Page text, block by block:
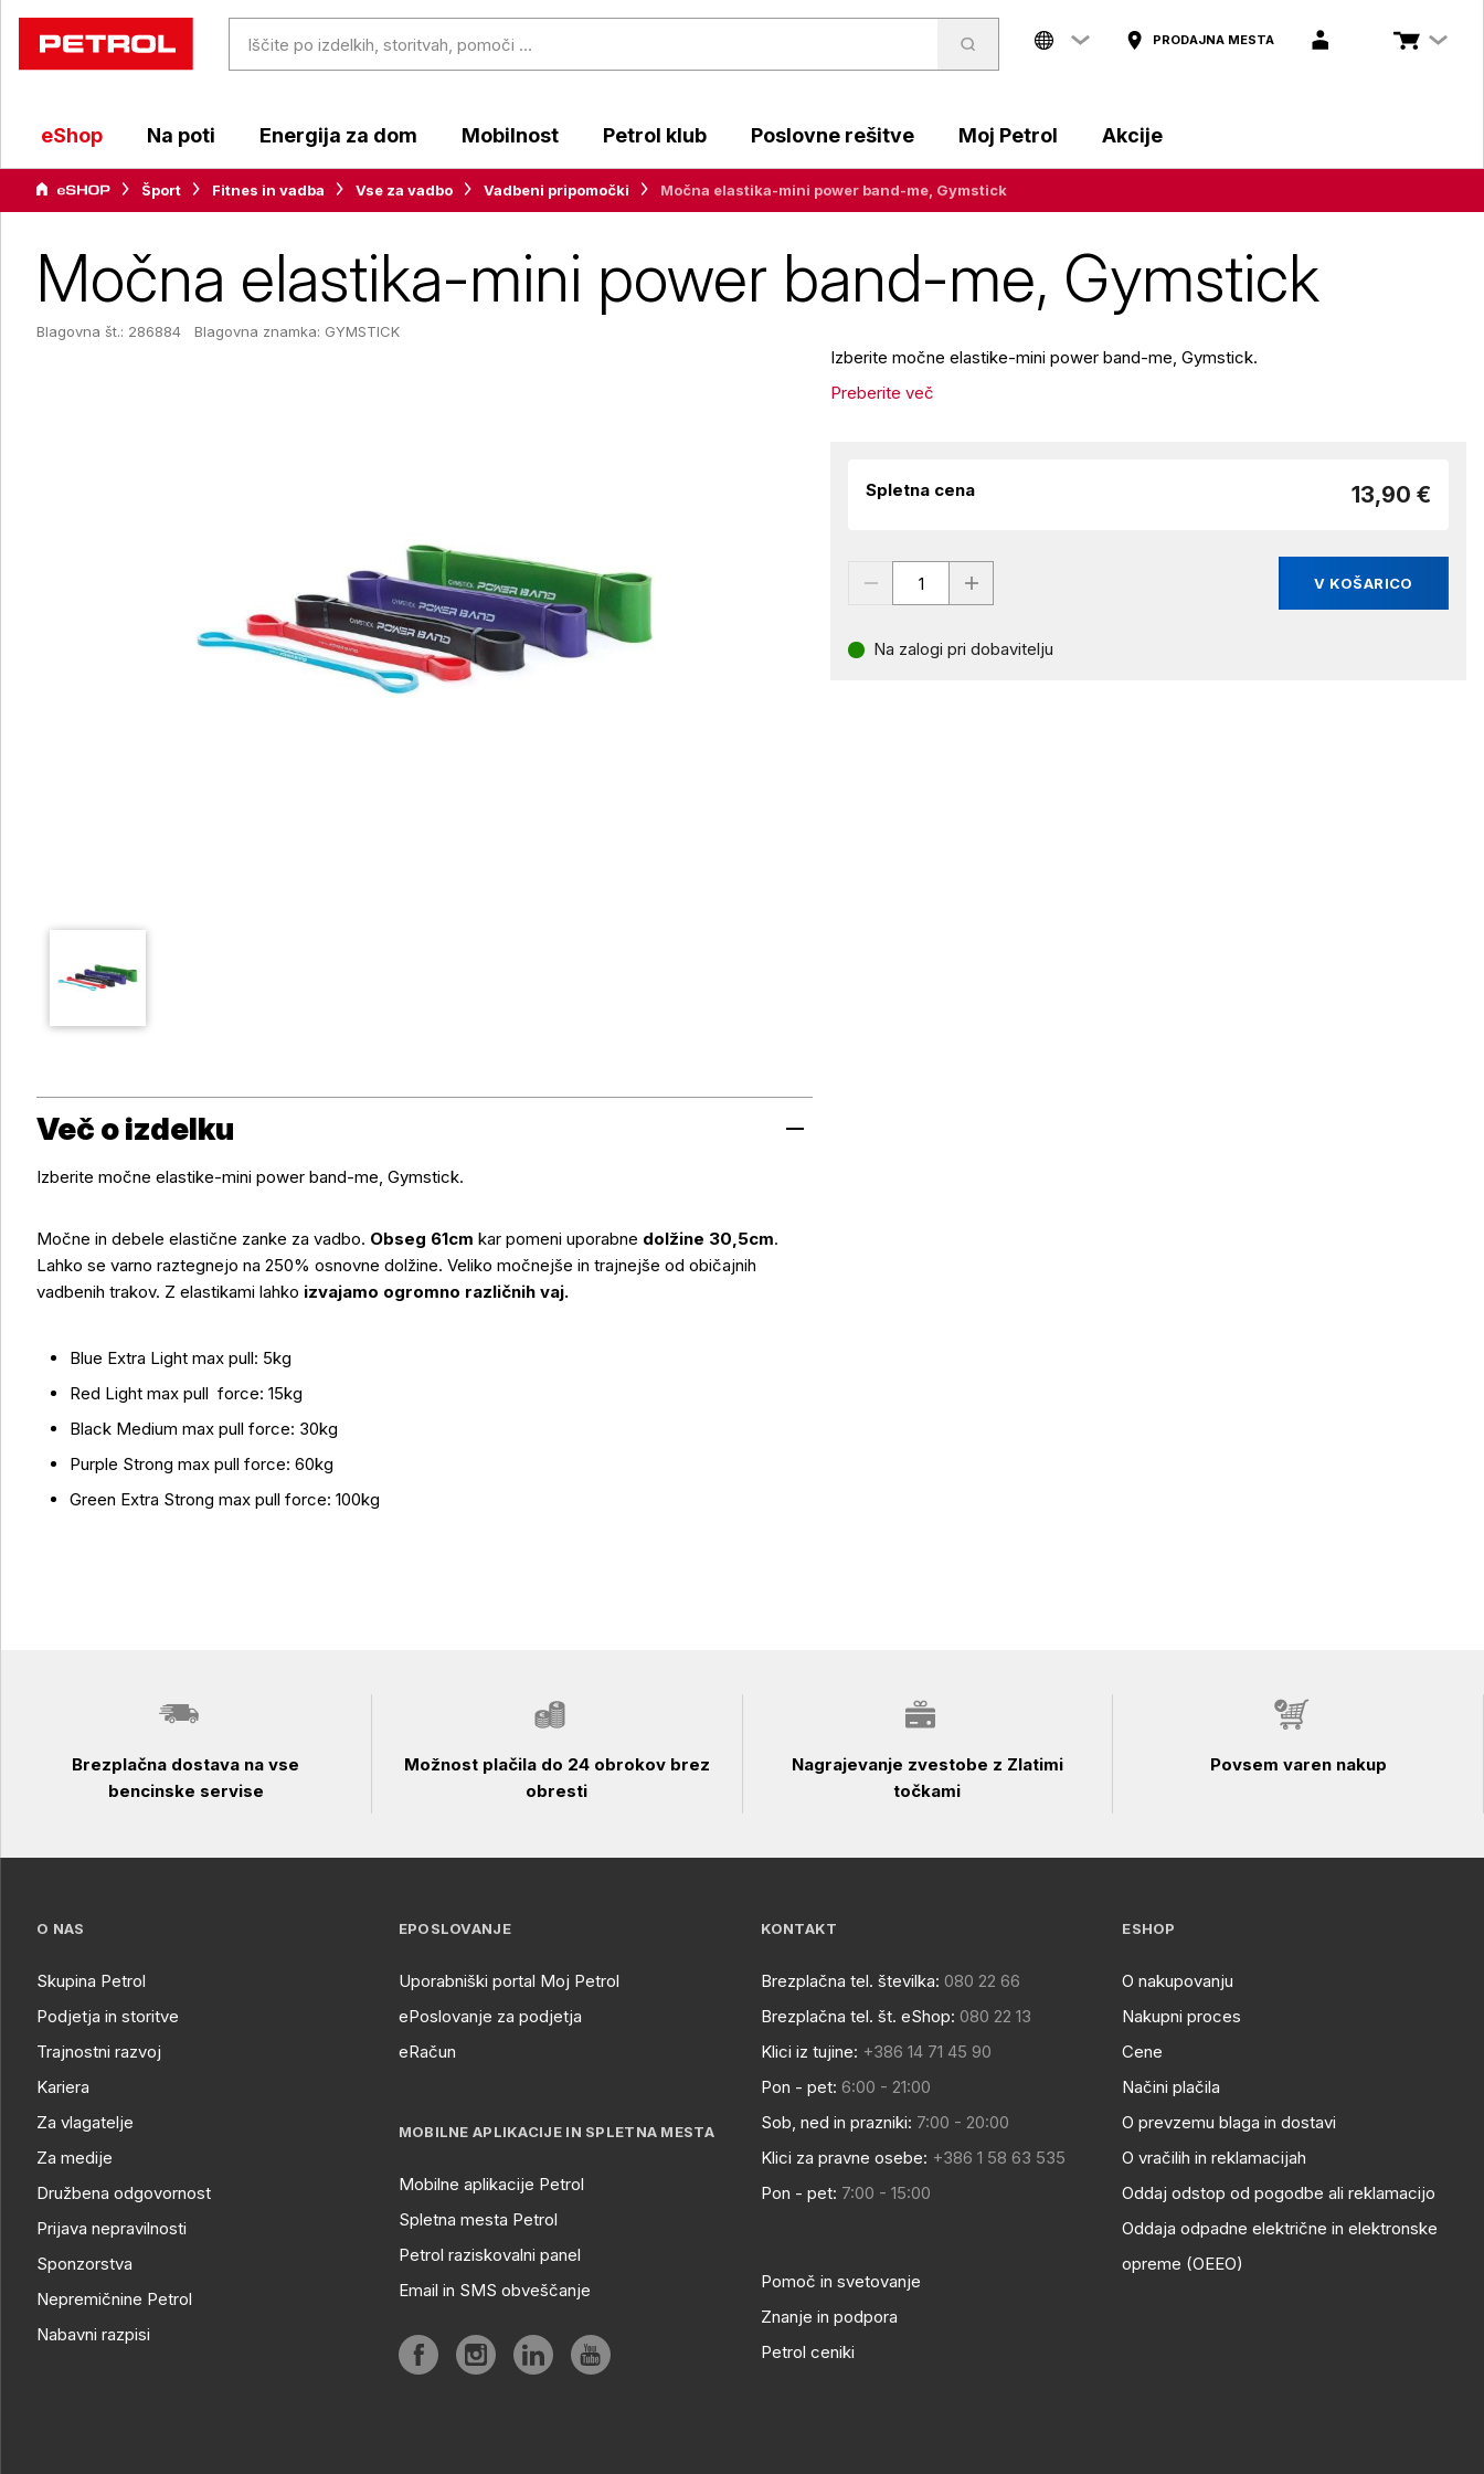
PRODAJNA MESTA
eShop Na poti Energija za dom Mobilnost Petrol klub Poslovne rešitve Moj Petrol Akcije
Šport Fitnes in vadba Vse za vadbo Vadbeni pripomočki Močna elastika-mini power band-me, Gymstick
Močna elastika-mini power band-me, Gymstick
Blagovna št.: 286884 Blagovna znamka: GYMSTICK
Izberite močne elastike-mini power band-me, Gymstick.
Preberite več
Spletna cena 13,90 €
V KOŠARICO
Na zalogi pri dobavitelju
Več o izdelku
Izberite močne elastike-mini power band-me, Gymstick.
Močne in debele elastične zanke za vadbo. Obseg 61cm kar pomeni uporabne dolžine 30,5cm.
Lahko se varno raztegnejo na 250% osnovne dolžine. Veliko močnejše in trajnejše od običajnih
vadbenih trakov. Z elastikami lahko izvajamo ogromno različnih vaj.
Blue Extra Light max pull: 5kg
Red Light max pull force: 15kg
Black Medium max pull force: 30kg
Purple Strong max pull force: 60kg
Green Extra Strong max pull force: 100kg
Brezplačna dostava na vse
bencinske servise
Možnost plačila do 24 obrokov brez
obresti
Nagrajevanje zvestobe z Zlatimi
točkami
Povsem varen nakup
O NAS
Skupina Petrol
Podjetja in storitve
Trajnostni razvoj
Kariera
Za vlagatelje
Za medije
Družbena odgovornost
Prijava nepravilnosti
Sponzorstva
Nepremičnine Petrol
Nabavni razpisi
EPOSLOVANJE
Uporabniški portal Moj Petrol
ePoslovanje za podjetja
eRačun
MOBILNE APLIKACIJE IN SPLETNA MESTA
Mobilne aplikacije Petrol
Spletna mesta Petrol
Petrol raziskovalni panel
Email in SMS obveščanje
KONTAKT
Brezplačna tel. številka: 080 22 66
Brezplačna tel. št. eShop: 080 22 13
Klici iz tujine: +386 14 71 45 90
Pon - pet: 6:00 - 21:00
Sob, ned in prazniki: 7:00 - 20:00
Klici za pravne osebe: +386 1 58 63 535
Pon - pet: 7:00 - 15:00
Pomoč in svetovanje
Znanje in podpora
Petrol ceniki
ESHOP
O nakupovanju
Nakupni proces
Cene
Načini plačila
O prevzemu blaga in dostavi
O vračilih in reklamacijah
Oddaj odstop od pogodbe ali reklamacijo
Oddaja odpadne električne in elektronske
opreme (OEEO)